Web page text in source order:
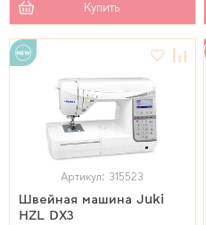
Купить
Артикул: 315523
Швейная машина Juki
HZL DX3